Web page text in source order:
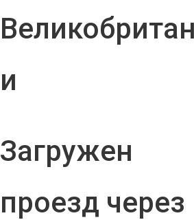
и
Загружен
проезд через